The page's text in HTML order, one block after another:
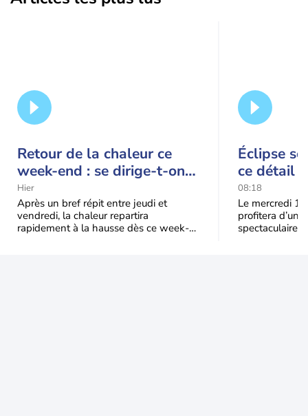
Retour de la chaleur ce
week-end : se dirige-t-on
vers une cinquième vague
de chaleur en France ?
Hier
Après un bref répit entre jeudi et
vendredi, la chaleur repartira
rapidement à la hausse dès ce week-
Éclipse
ce détail
spectacle
08:18
Le mercredi
profitera
spectaculaire,